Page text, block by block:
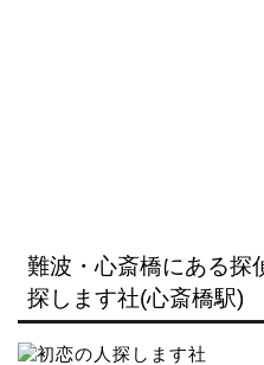
難波・心斎橋にある探
探します社(心斎橋駅)